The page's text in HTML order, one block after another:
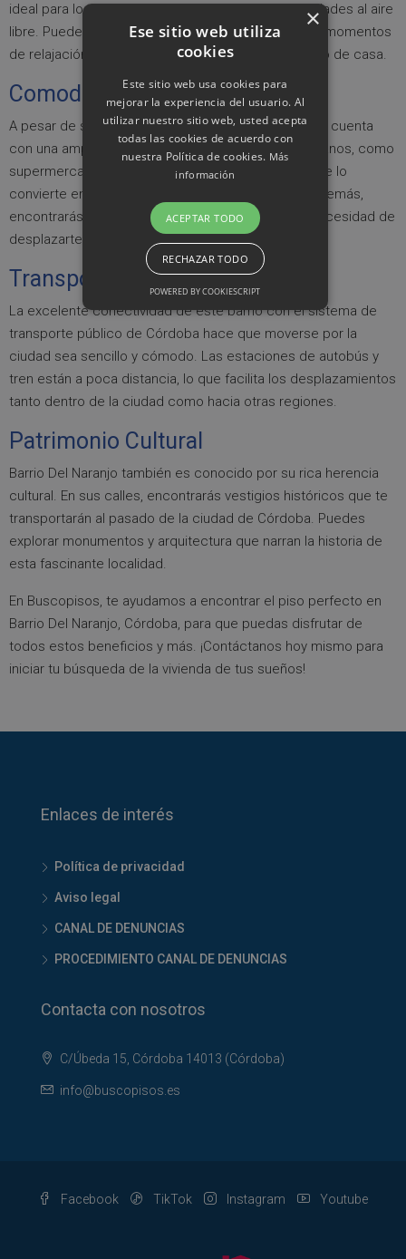
ideal para los amantes de la naturaleza y las actividades al aire
libre. Puedes disfrutar de caminatas, senderismo y momentos
de relajación en la naturaleza sin alejarte demasiado de casa.
Comodidades y Servicios
A pesar de su ambiente tranquilo, Barrio Del Naranjo cuenta
con una amplia gama de servicios esenciales cercanos, como
supermercados, centros de salud y escuelas, lo que lo
convierte en un lugar muy conveniente para vivir. Además,
encontrarás una variada oferta gastronómica sin necesidad de
desplazarte lejos.
Transporte Accesible
La excelente conectividad de este barrio con el sistema de
transporte público de Córdoba hace que moverse por la
ciudad sea sencillo y cómodo. Las estaciones de autobús y
tren están a poca distancia, lo que facilita los desplazamientos
tanto dentro de la ciudad como hacia otras regiones.
Patrimonio Cultural
Barrio Del Naranjo también es conocido por su rica herencia
cultural. En sus calles, encontrarás vestigios históricos que te
transportarán al pasado de la ciudad de Córdoba. Puedes
explorar monumentos y arquitectura que narran la historia de
esta fascinante localidad.
En Buscopisos, te ayudamos a encontrar el piso perfecto en
Barrio Del Naranjo, Córdoba, para que puedas disfrutar de
todos estos beneficios y más. ¡Contáctanos hoy mismo para
iniciar tu búsqueda de la vivienda de tus sueños!
Enlaces de interés
Política de privacidad
Aviso legal
CANAL DE DENUNCIAS
PROCEDIMIENTO CANAL DE DENUNCIAS
Contacta con nosotros
C/Úbeda 15, Córdoba 14013 (Córdoba)
info@buscopisos.es
Facebook TikTok Instagram Youtube
×
Ese sitio web utiliza
cookies
Este sitio web usa cookies para
mejorar la experiencia del usuario. Al
utilizar nuestro sitio web, usted acepta
todas las cookies de acuerdo con
nuestra Política de cookies. Más
información
ACEPTAR TODO
RECHAZAR TODO
POWERED BY COOKIESCRIPT